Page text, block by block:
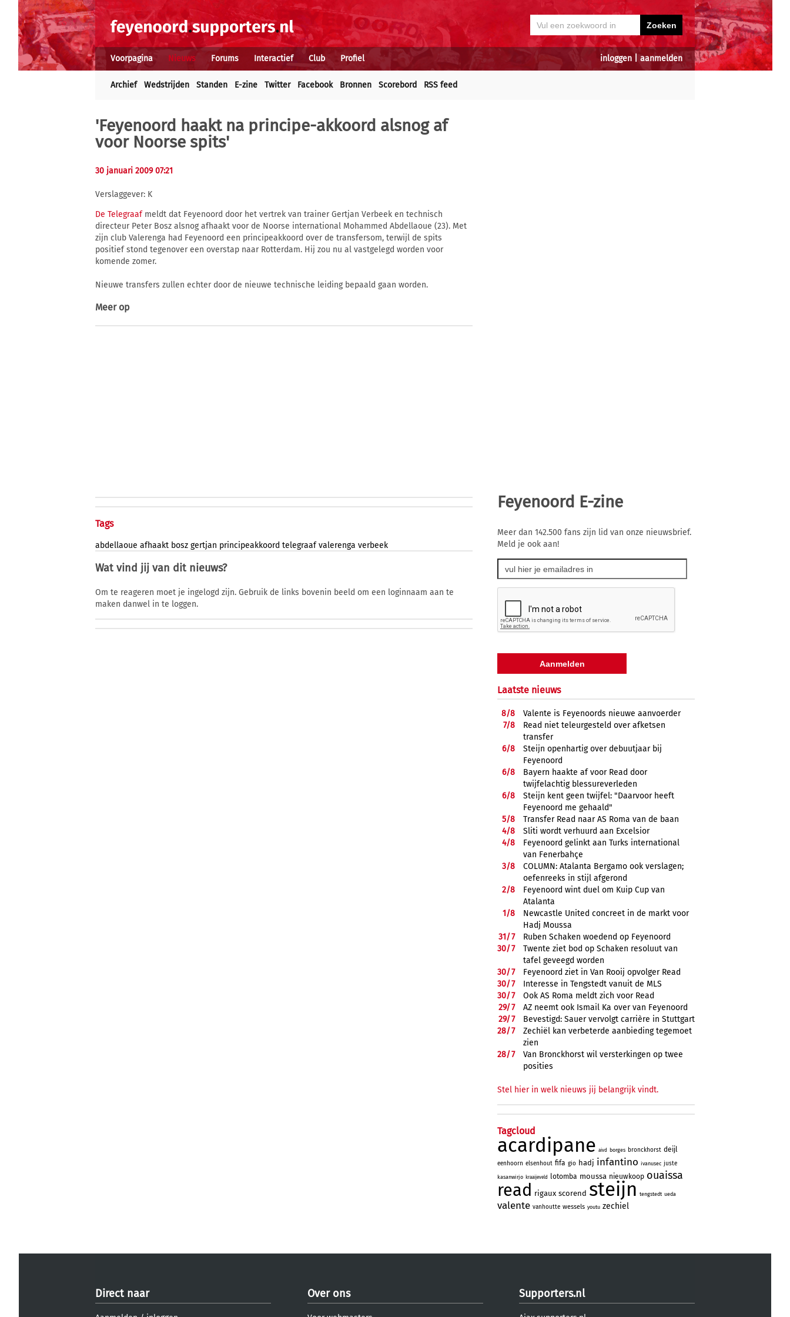
inloggen aanmelden
Voorpagina Nieuws Forums Interactief Club Profiel
Archief Wedstrijden Standen E-zine Twitter Facebook Bronnen Scorebord RSS feed
'Feyenoord haakt na principe-akkoord alsnog af
voor Noorse spits'
30 januari 2009 07:21
Verslaggever: K
De Telegraafmeldt dat Feyenoord door het vertrek van trainer Gertjan Verbeek en technisch
directeur Peter Bosz alsnog afhaakt voor de Noorse international Mohammed Abdellaoue (23). Met
zijn club Valerenga had Feyenoord een principeakkoord over de transfersom, terwijl de spits
positief stond tegenover een overstap naar Rotterdam. Hij zou nu al vastgelegd worden voor
komende zomer.
Nieuwe transfers zullen echter door de nieuwe technische leiding bepaald gaan worden.
Meer op
Tags
abdellaoue afhaakt bosz gertjan principeakkoord telegraaf valerenga verbeek
Wat vind jij van dit nieuws?
Om te reageren moet je ingelogd zijn. Gebruik de links bovenin beeld om een loginnaam aan te
maken danwel in te loggen.
Feyenoord E-zine
Meer dan 142.500 fans zijn lid van onze nieuwsbrief.
Meld je ook aan!
Laatste nieuws
8/8
Valente is Feyenoords nieuwe aanvoerder
7/8
Read niet teleurgesteld over afketsen
transfer
6/8
Steijn openhartig over debuutjaar bij
Feyenoord
6/8
Bayern haakte af voor Read door
twijfelachtig blessureverleden
6/8
Steijn kent geen twijfel: "Daarvoor heeft
Feyenoord me gehaald"
5/8
Transfer Read naar AS Roma van de baan
4/8
Sliti wordt verhuurd aan Excelsior
4/8
Feyenoord gelinkt aan Turks international
van Fenerbahçe
3/8
COLUMN: Atalanta Bergamo ook verslagen;
oefenreeks in stijl afgerond
2/8
Feyenoord wint duel om Kuip Cup van
Atalanta
1/8
Newcastle United concreet in de markt voor
Hadj Moussa
31/7
Ruben Schaken woedend op Feyenoord
30/7
Twente ziet bod op Schaken resoluut van
tafel geveegd worden
30/7
Feyenoord ziet in Van Rooij opvolger Read
30/7
Interesse in Tengstedt vanuit de MLS
30/7
Ook AS Roma meldt zich voor Read
29/7
AZ neemt ook Ismail Ka over van Feyenoord
29/7
Bevestigd: Sauer vervolgt carrière in Stuttgart
28/7
Zechiël kan verbeterde aanbieding tegemoet
zien
28/7
Van Bronckhorst wil versterkingen op twee
posities
Stel hier in welk nieuws jij belangrijk vindt.
Tagcloud
acardipane aivd borges bronckhorst deijl
eenhoorn elsenhout fifa gio hadj infantino ivanusec juste
kasanwirjo kraaijeveld lotomba moussa nieuwkoop ouaissa
read rigaux scorend steijn tengstedt ueda
valente vanhoutte wessels youtu zechiel
Direct naar Over ons Supporters.nl